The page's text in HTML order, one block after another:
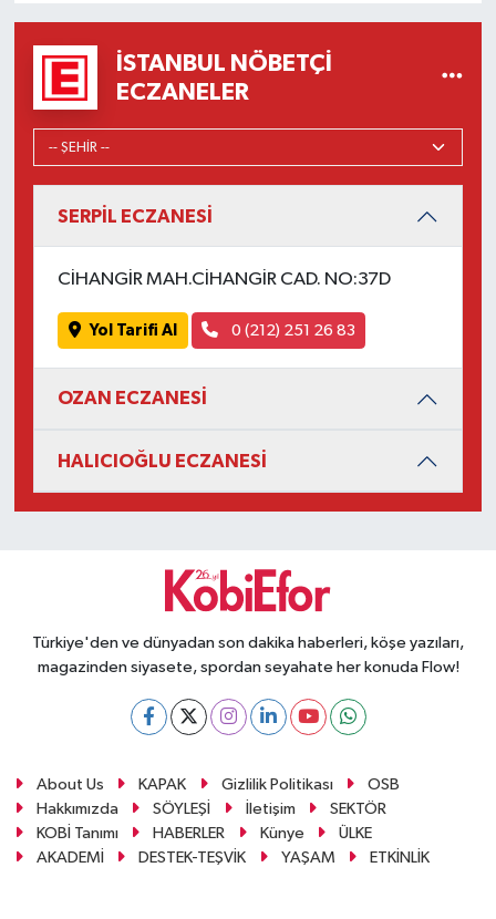
İSTANBUL NÖBETÇI
ECZANELER
SERPİL ECZANESİ
CİHANGİR MAH.CİHANGİR CAD. NO:37D
Yol Tarifi Al 0 (212) 251 26 83
OZAN ECZANESİ
HALICIOĞLU ECZANESİ
Türkiye'den ve dünyadan son dakika haberleri, köşe yazıları,
magazinden siyasete, spordan seyahate her konuda Flow!
About Us KAPAK Gizlilik Politikası
OSB
Hakkımızda
SÖYLEŞİ İletişim
SEKTÖR
KOBİ Tanımı
HABERLER Künye
ÜLKE
AKADEMİ
DESTEK-TEŞVİK YAŞAM ETKİNLİK